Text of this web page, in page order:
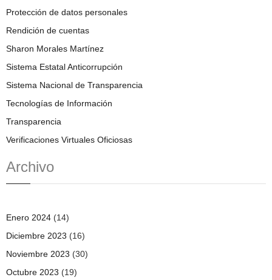
Protección de datos personales
Rendición de cuentas
Sharon Morales Martínez
Sistema Estatal Anticorrupción
Sistema Nacional de Transparencia
Tecnologías de Información
Transparencia
Verificaciones Virtuales Oficiosas
Archivo
Enero 2024 (14)
Diciembre 2023 (16)
Noviembre 2023 (30)
Octubre 2023 (19)